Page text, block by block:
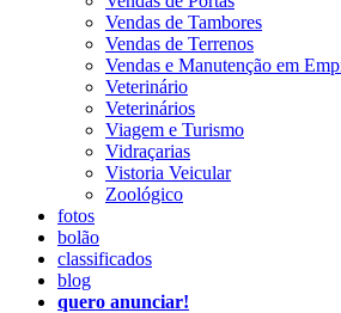
Vendas de Tambores
Vendas de Terrenos
Vendas e Manutenção em
Veterinário
Veterinários
Viagem e Turismo
Vidraçarias
Vistoria Veicular
Zoológico
fotos
bolão
classificados
blog
quero anunciar!